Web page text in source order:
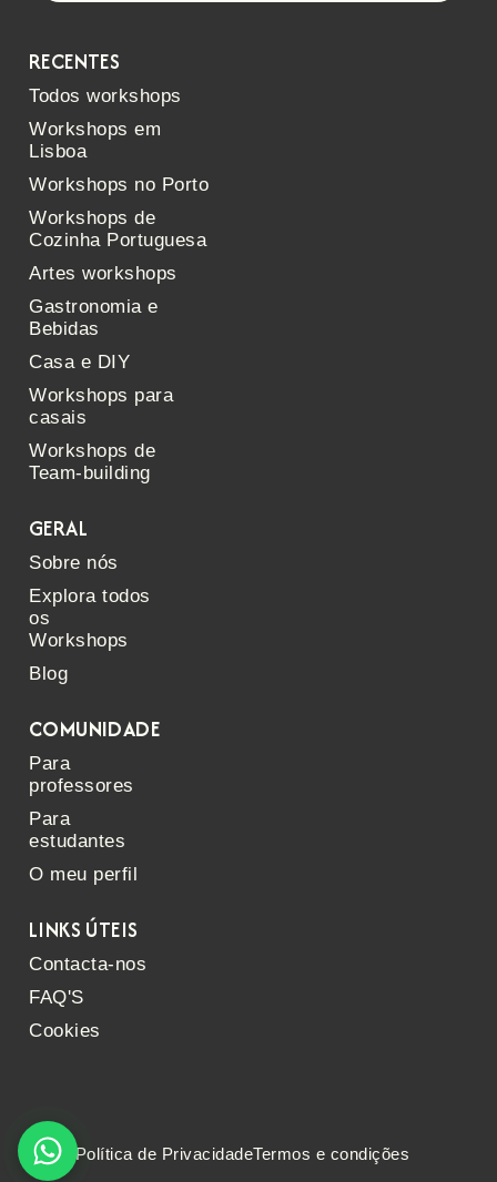
RECENTES
Todos workshops
Workshops em
Lisboa
Workshops no Porto
Workshops de
Cozinha Portuguesa
Artes workshops
Gastronomia e
Bebidas
Casa e DIY
Workshops para
casais
Workshops de
Team-building
GERAL
Sobre nós
Explora todos
os
Workshops
Blog
COMUNIDADE
Para
professores
Para
estudantes
O meu perfil
LINKS ÚTEIS
Contacta-nos
FAQ'S
Cookies
Política de PrivacidadeTermos e condições